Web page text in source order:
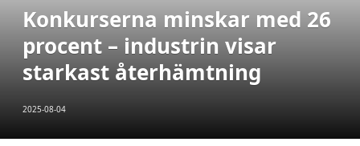
Konkurserna minskar med 26
procent – industrin visar
starkast återhämtning
2025-08-04